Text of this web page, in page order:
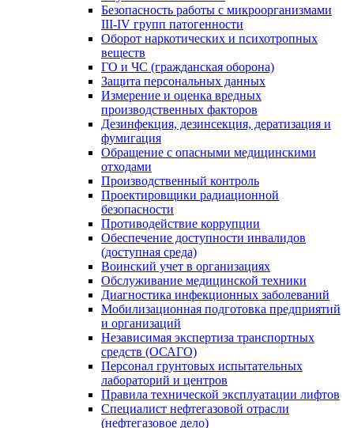
Безопасность работы с микроорганизмами
III-IV групп патогенности
Оборот наркотических и психотропных
веществ
ГО и ЧС (гражданская оборона)
Защита персональных данных
Измерение и оценка вредных
производственных факторов
Дезинфекция, дезинсекция, дератизация и
фумигация
Обращение с опасными медицинскими
отходами
Производственный контроль
Проектировщики радиационной
безопасности
Противодействие коррупции
Обеспечение доступности инвалидов
(доступная среда)
Воинский учет в организациях
Обслуживание медицинской техники
Диагностика инфекционных заболеваний
Мобилизационная подготовка предприятий
и организаций
Независимая экспертиза транспортных
средств (ОСАГО)
Персонал грунтовых испытательных
лабораторий и центров
Правила технической эксплуатации лифтов
Специалист нефтегазовой отрасли
(нефтегазовое дело)